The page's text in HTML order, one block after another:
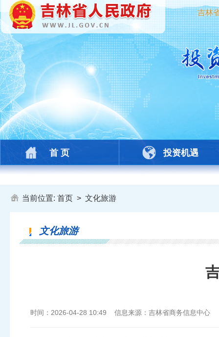
吉林
首 页 投资机遇
当前位置: 首页 > 文化旅游
文化旅游
时间：2026-04-28 10:49 信息来源：吉林省商务信息中心